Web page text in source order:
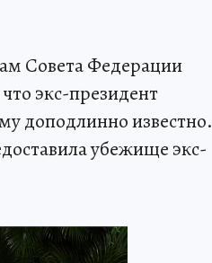
Совета Федерации
экс-президент
доподлинно известно.
убежище экс-